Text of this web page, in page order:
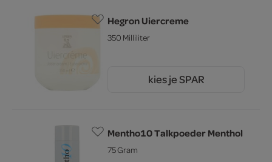
Hegron Uiercreme
350 Milliliter
kies je SPAR
Mentho10 Talkpoeder Menthol
75 Gram